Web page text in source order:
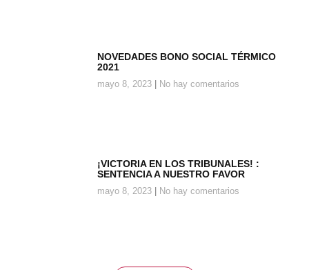
NOVEDADES BONO SOCIAL TÉRMICO
2021
mayo 8, 2023 No hay comentarios
¡VICTORIA EN LOS TRIBUNALES! :
SENTENCIA A NUESTRO FAVOR
mayo 8, 2023 No hay comentarios